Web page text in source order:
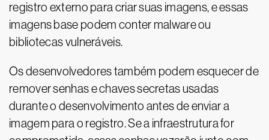
registro externo para criar suas imagens, e essas
imagens base podem conter malware ou
bibliotecas vulneráveis.
Os desenvolvedores também podem esquecer de
remover senhas e chaves secretas usadas
durante o desenvolvimento antes de enviar a
imagem para o registro. Se a infraestrutura for